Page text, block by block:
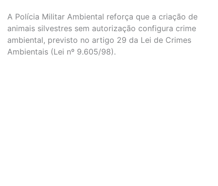
A Polícia Militar Ambiental reforça que a criação de
animais silvestres sem autorização configura crime
ambiental, previsto no artigo 29 da Lei de Crimes
Ambientais (Lei nº 9.605/98).